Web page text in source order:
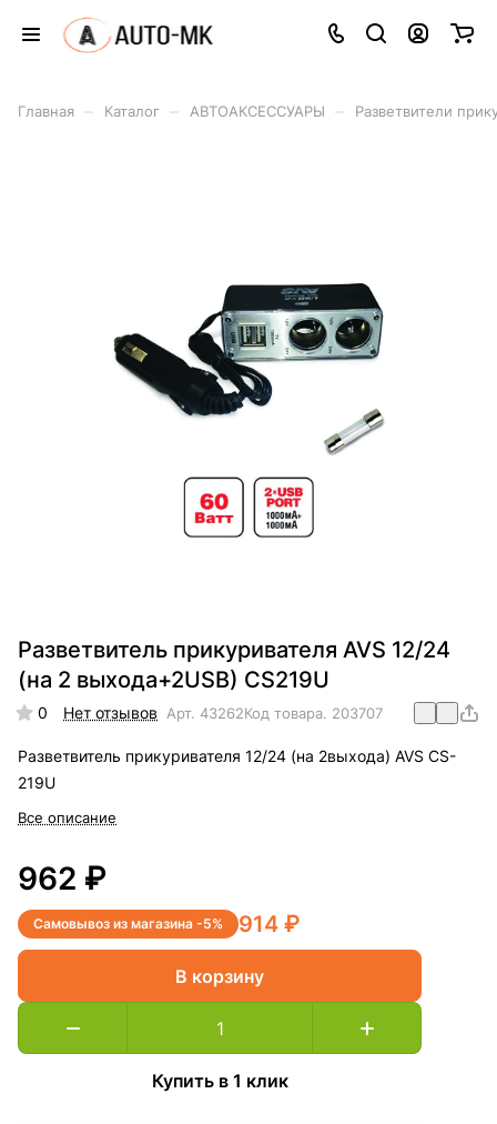
Главная Каталог АВТОАКСЕССУАРЫ Разветвители
Разветвитель прикуривателя AVS 12/24
(на 2 выхода+2USB) CS219U
0 Нет отзывов Арт. 43262Код товара. 203707
Разветвитель прикуривателя 12/24 (на 2выхода) AVS CS-
219U
Все описание
962 ₽
Самовывоз из магазина -5% 914 ₽
В корзину
Купить в 1 клик